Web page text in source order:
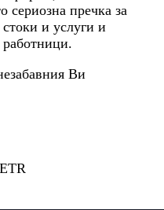
сериозна пречка за
и услуги и
Ви